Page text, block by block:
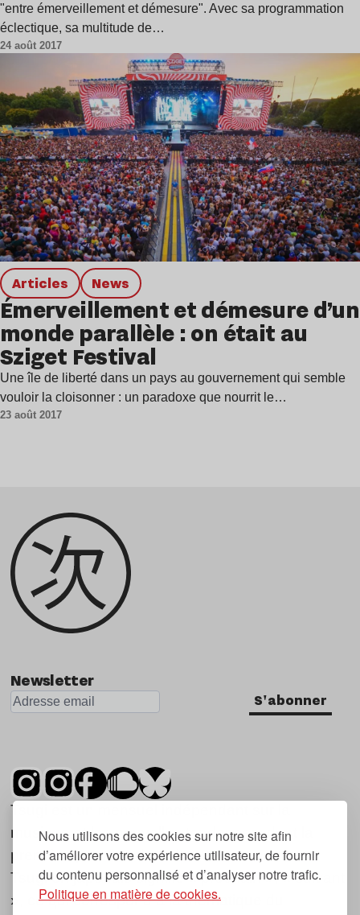
Nous utilisons des cookies sur notre site afin
d’améliorer votre expérience utilisateur, de fournir
du contenu personnalisé et d’analyser notre trafic.
Politique en matière de cookies.
"entre émerveillement et démesure". Avec sa programmation
éclectique, sa multitude de…
24 août 2017
Articles news
Émerveillement et démesure d’un
monde parallèle : on était au
Sziget Festival
Une île de liberté dans un pays au gouvernement qui semble
vouloir la cloisonner : un paradoxe que nourrit le…
23 août 2017
Newsletter
S'abonner
Tsugi est un mensuel indépendant sur la
musique et les nouvelles tendances, dont la
première parution date de 2007.
Tsugi en japonais signifie « prochain », « suivant
», ce qui correspond à la thématique du